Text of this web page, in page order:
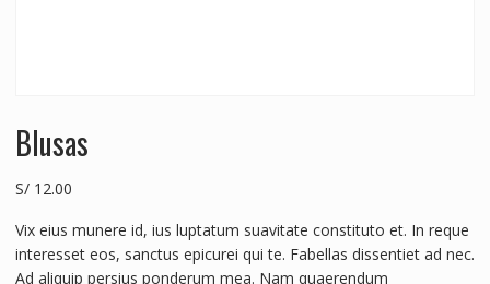
Blusas
S/12.00
Vix eius munere id, ius luptatum suavitate constituto et. In reque
interesset eos, sanctus epicurei qui te. Fabellas dissentiet ad nec.
Ad aliquip persius ponderum mea. Nam quaerendum